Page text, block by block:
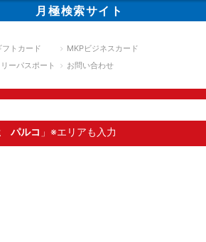
月極検索サイト
フトカード
MKPビジネスカード
ーパスポート
お問い合わせ
パルコ 」※エリアも入力